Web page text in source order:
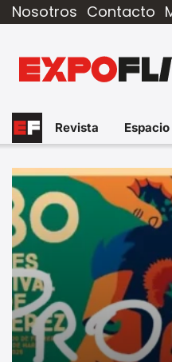
Nosotros Contacto
Revista Espacio